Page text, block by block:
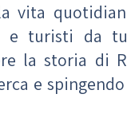
vita
e turisti da
la storia di
e